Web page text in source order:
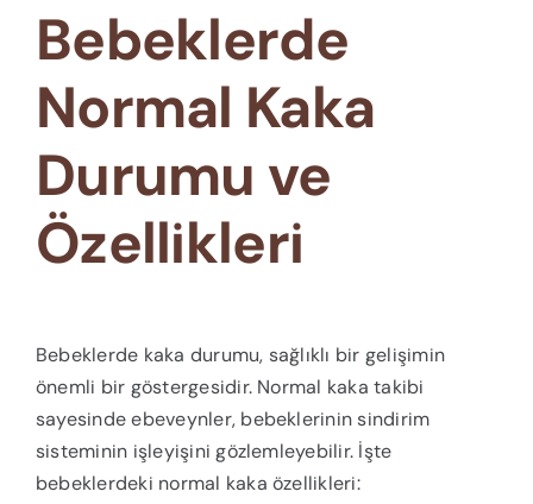
Bebeklerde
Normal Kaka
Durumu ve
Özellikleri
Bebeklerde kaka durumu, sağlıklı bir gelişimin
önemli bir göstergesidir. Normal kaka takibi
sayesinde ebeveynler, bebeklerinin sindirim
sisteminin işleyişini gözlemleyebilir. İşte
bebeklerdeki normal kaka özellikleri: